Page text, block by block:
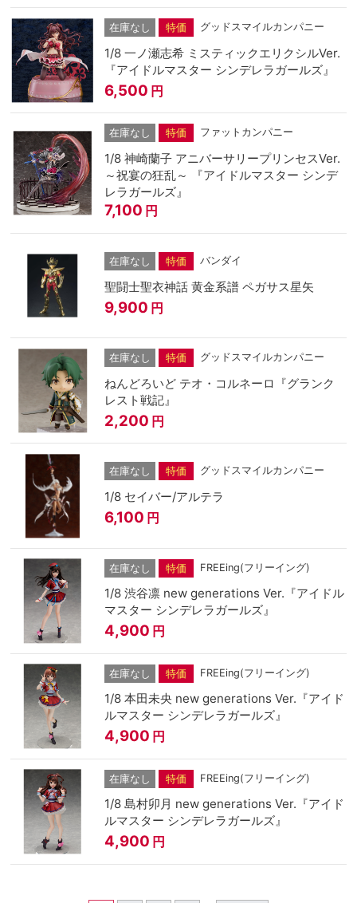
在庫なし 特価 グッドスマイルカンパニー
1/8 一ノ瀬志希 ミスティックエリクシルVer.
『アイドルマスター シンデレラガールズ』
6,500 円
在庫なし 特価 ファットカンパニー
1/8 神崎蘭子 アニバーサリープリンセスVer.
～祝宴の狂乱～ 『アイドルマスター シンデ
レラガールズ』
7,100 円
在庫なし 特価 バンダイ
聖闘士聖衣神話 黄金系譜 ペガサス星矢
9,900 円
在庫なし 特価 グッドスマイルカンパニー
ねんどろいど テオ・コルネーロ『グランク
レスト戦記』
2,200 円
在庫なし 特価 グッドスマイルカンパニー
1/8 セイバー/アルテラ
6,100 円
在庫なし 特価 FREEing(フリーイング)
1/8 渋谷凛 new generations Ver.『アイドル
マスター シンデレラガールズ』
4,900 円
在庫なし 特価 FREEing(フリーイング)
1/8 本田未央 new generations Ver.『アイド
ルマスター シンデレラガールズ』
4,900 円
在庫なし 特価 FREEing(フリーイング)
1/8 島村卯月 new generations Ver.『アイド
ルマスター シンデレラガールズ』
4,900 円